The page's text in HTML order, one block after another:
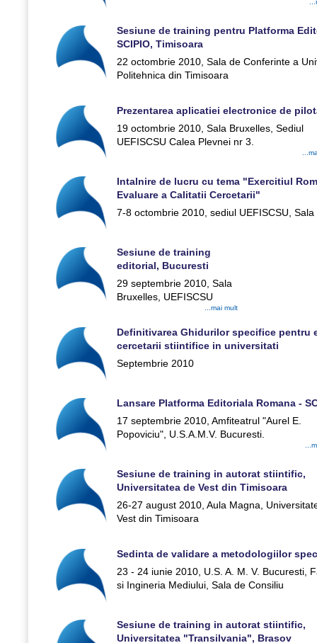
Sesiune de training pentru Platforma
SCIPIO, Timisoara
22 octombrie 2010, Sala de Conferinte a
Politehnica din Timisoara
Prezentarea aplicatiei electronice de
19 octombrie 2010, Sala Bruxelles, Sediul
UEFISCSU Calea Plevnei nr 3.
Intalnire de lucru cu tema "Exercitiul
Evaluare a Calitatii Cercetarii"
7-8 octombrie 2010, sediul UEFISCSU, Sala
Sesiune de training
editorial, Bucuresti
29 septembrie 2010, Sala
Bruxelles, UEFISCSU
...mai mult
Definitivarea Ghidurilor specifice pentru
cercetarii stiintifice in universitati
Septembrie 2010
Lansare Platforma Editoriala Romana -
17 septembrie 2010, Amfiteatrul "Aurel E.
Popoviciu", U.S.A.M.V. Bucuresti.
Sesiune de training in autorat stiintific,
Universitatea de Vest din Timisoara
26-27 august 2010, Aula Magna,
Vest din Timisoara
Sedinta de validare a metodologiilor
23 - 24 iunie 2010, U.S. A. M. V. Bucuresti,
si Ingineria Mediului, Sala de Consiliu
Sesiune de training in autorat stiintific,
Universitatea "Transilvania", Brasov